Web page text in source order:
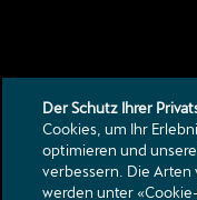
Der Schutz Ihrer
Cookies, um Ihr
optimieren und
verbessern. Die Arten
werden unter